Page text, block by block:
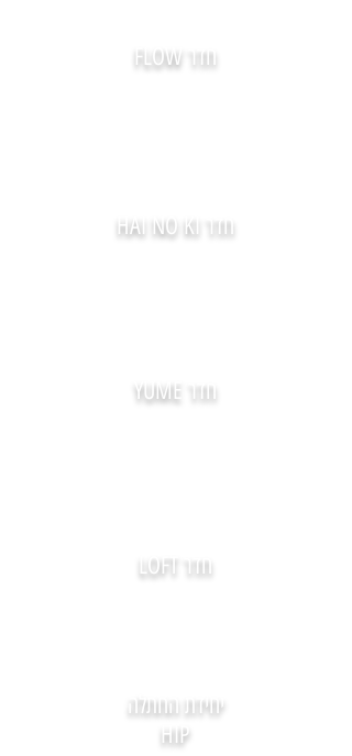
חדר YUME
יחידת החתלה
HIP
חדר FLOW
חדר HAI NO KI
חדר LOFT